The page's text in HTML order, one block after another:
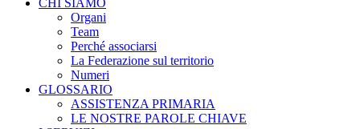
Organi
Team
Perché associarsi
La Federazione sul territorio
Numeri
GLOSSARIO
ASSISTENZA PRIMARIA
LE NOSTRE PAROLE CHIAVE